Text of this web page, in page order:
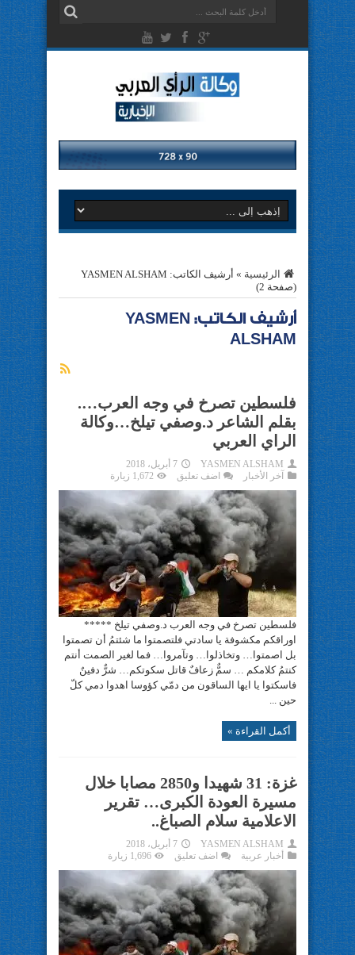
الرئيسية » أرشيف الكاتب: YASMEN ALSHAM
(صفحة 2)
أرشيف الكاتب: YASMEN
ALSHAM
فلسطين تصرخ في وجه العرب….
بقلم الشاعر د.وصفي تيلخ…وكالة
الراي العربي
YASMEN ALSHAM
7 أبريل، 2018
آخر الأخبار
اضف تعليق 1,672 زيارة
فلسطين تصرخ في وجه العرب د.وصفي تيلخ *****
اوراقكم مكشوفة يا سادتي فلتصمتوا ما شئتمُ أن تصمتوا
بل اصمتوا… وتخاذلوا… وتآمروا… فما لغير الصمت أنتم
كنتمُ كلامكم … سمٌّ زعافٌ قاتل سكوتكم… شرٌّ دفينٌ
فاسكتوا يا ايها الساقون من دمّي كؤوسا اهدوا دمي كلّ
حين ...
أكمل القراءة »
غزة: 31 شهيدا و2850 مصابا خلال
مسيرة العودة الكبرى… تقرير
الاعلامية سلام الصباغ..
YASMEN ALSHAM
7 أبريل، 2018
أخبار عربية
اضف تعليق 1,696 زيارة